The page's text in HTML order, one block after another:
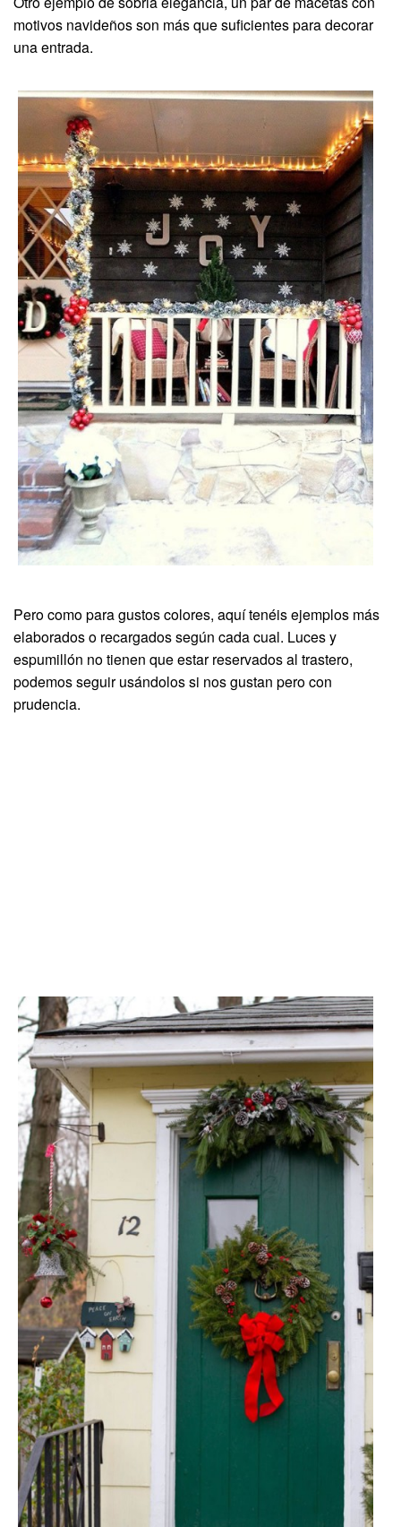
motivos navideños son más que suficientes para decorar
una entrada.
Pero como para gustos colores, aquí tenéis ejemplos más
elaborados o recargados según cada cual. Luces y
espumillón no tienen que estar reservados al trastero,
podemos seguir usándolos si nos gustan pero con
prudencia.